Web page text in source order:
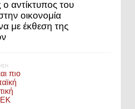
ο αντίκτυπος του
οικονομία
με έκθεση της
πιο
ΕΚ